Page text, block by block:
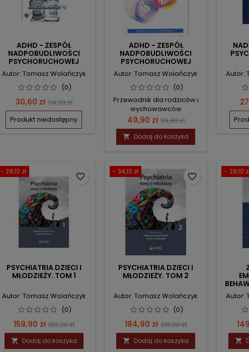
ADHD - ZESPÓŁ
NADPOBUDLIWOŚCI
PSYCHORUCHOWEJ
Autor: Tomasz Wolańczyk
(0)
Cena
30,60 zł Cena
podstawowa
34,00 zł
Produkt niedostępny
ADHD - ZESPÓŁ
NADPOBUDLIWOŚCI
PSYCHORUCHOWEJ
Autor: Tomasz Wolańczyk
(0)
Przewodnik dla rodziców i
wychowawców
Cena
49,90 zł Cena
podstawowa
59,90 zł
 Dodaj do koszyka
Autor:
- 29,10 zł
PSYCHIATRIA DZIECI I
MŁODZIEŻY. TOM 1
Autor: Tomasz Wolańczyk
(0)
Cena
159,90 zł Cena
podstawowa
189,00 zł
 Dodaj do koszyka
favorite_border
- 34,10 zł
PSYCHIATRIA DZIECI I
MŁODZIEŻY. TOM 2
Autor: Tomasz Wolańczyk
(0)
Cena
184,90 zł Cena
podstawowa
219,00 zł
 Dodaj do koszyka
favorite_border
- 29,10
Autor:
